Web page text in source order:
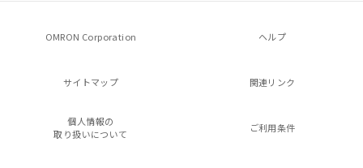
OMRON Corporation ヘルプ
サイトマップ 関連リンク
個人情報の
取り扱いについて
ご利用条件